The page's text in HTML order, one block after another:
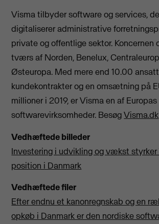
Visma tilbyder software og services,
digitaliserer administrative
private og offentlige sektor. Koncernen
tværs af Norden, Benelux,
Østeuropa. Med mere end 10.00
kundekontrakter og en omsætning på
millioner i 2019, er Visma en af
softwarevirksomheder. BesøgVisma.dk
Vedhæftede billeder
Investering i udvikling og vækst
position i Danmark
Vedhæftede filer
Efter endnu et kanonregnskab og en
opkøb i Danmark er den nordiske